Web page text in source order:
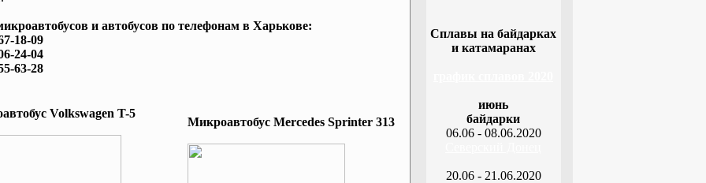
и автобусов по телефонам в Харькове:
18-09
24-04
63-28
Volkswagen T-5
Микроавтобус Mеrcedes Sprinter 313
Сплавы на байдарках
и катамаранах
июнь
байдарки
06.06 - 08.06.2020
20.06 - 21.06.2020